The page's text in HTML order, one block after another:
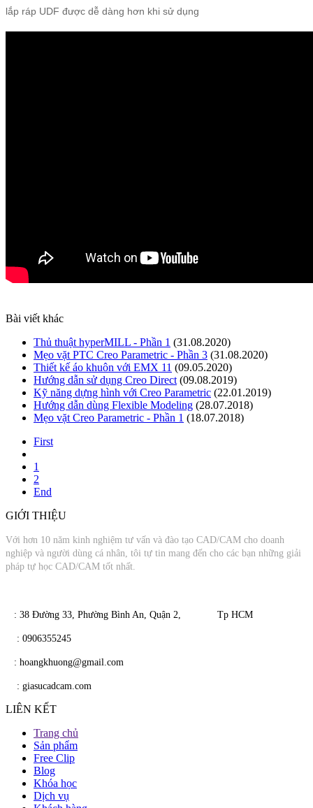
lắp ráp UDF được dễ dàng hơn khi sử dụng
Bài viết khác
Thủ thuật hyperMILL - Phần 1 (31.08.2020)
Mẹo vặt PTC Creo Parametric - Phần 3 (31.08.2020)
Thiết kế áo khuôn với EMX 11 (09.05.2020)
Hướng dẫn sử dụng Creo Direct (09.08.2019)
Kỹ năng dựng hình với Creo Parametric (22.01.2019)
Hướng dẫn dùng Flexible Modeling (28.07.2018)
Mẹo vặt Creo Parametric - Phần 1 (18.07.2018)
First
1
2
End
GIỚI THIỆU
Với hơn 10 năm kinh nghiệm tư vấn và đào tạo CAD/CAM cho doanh
nghiệp và người dùng cá nhân, tôi tự tin mang đến cho các bạn những giải
pháp tự học CAD/CAM tốt nhất.
​​ : 38 Đường 33, Phường Bình An, Quận 2, Tp HCM
: 0906355245
​ : hoangkhuong@gmail.com
: giasucadcam.com
LIÊN KẾT
Trang chủ
Sản phẩm
Free Clip
Blog
Khóa học
Dịch vụ